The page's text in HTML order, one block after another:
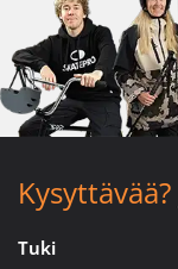
Kysyttävää?
Tuki